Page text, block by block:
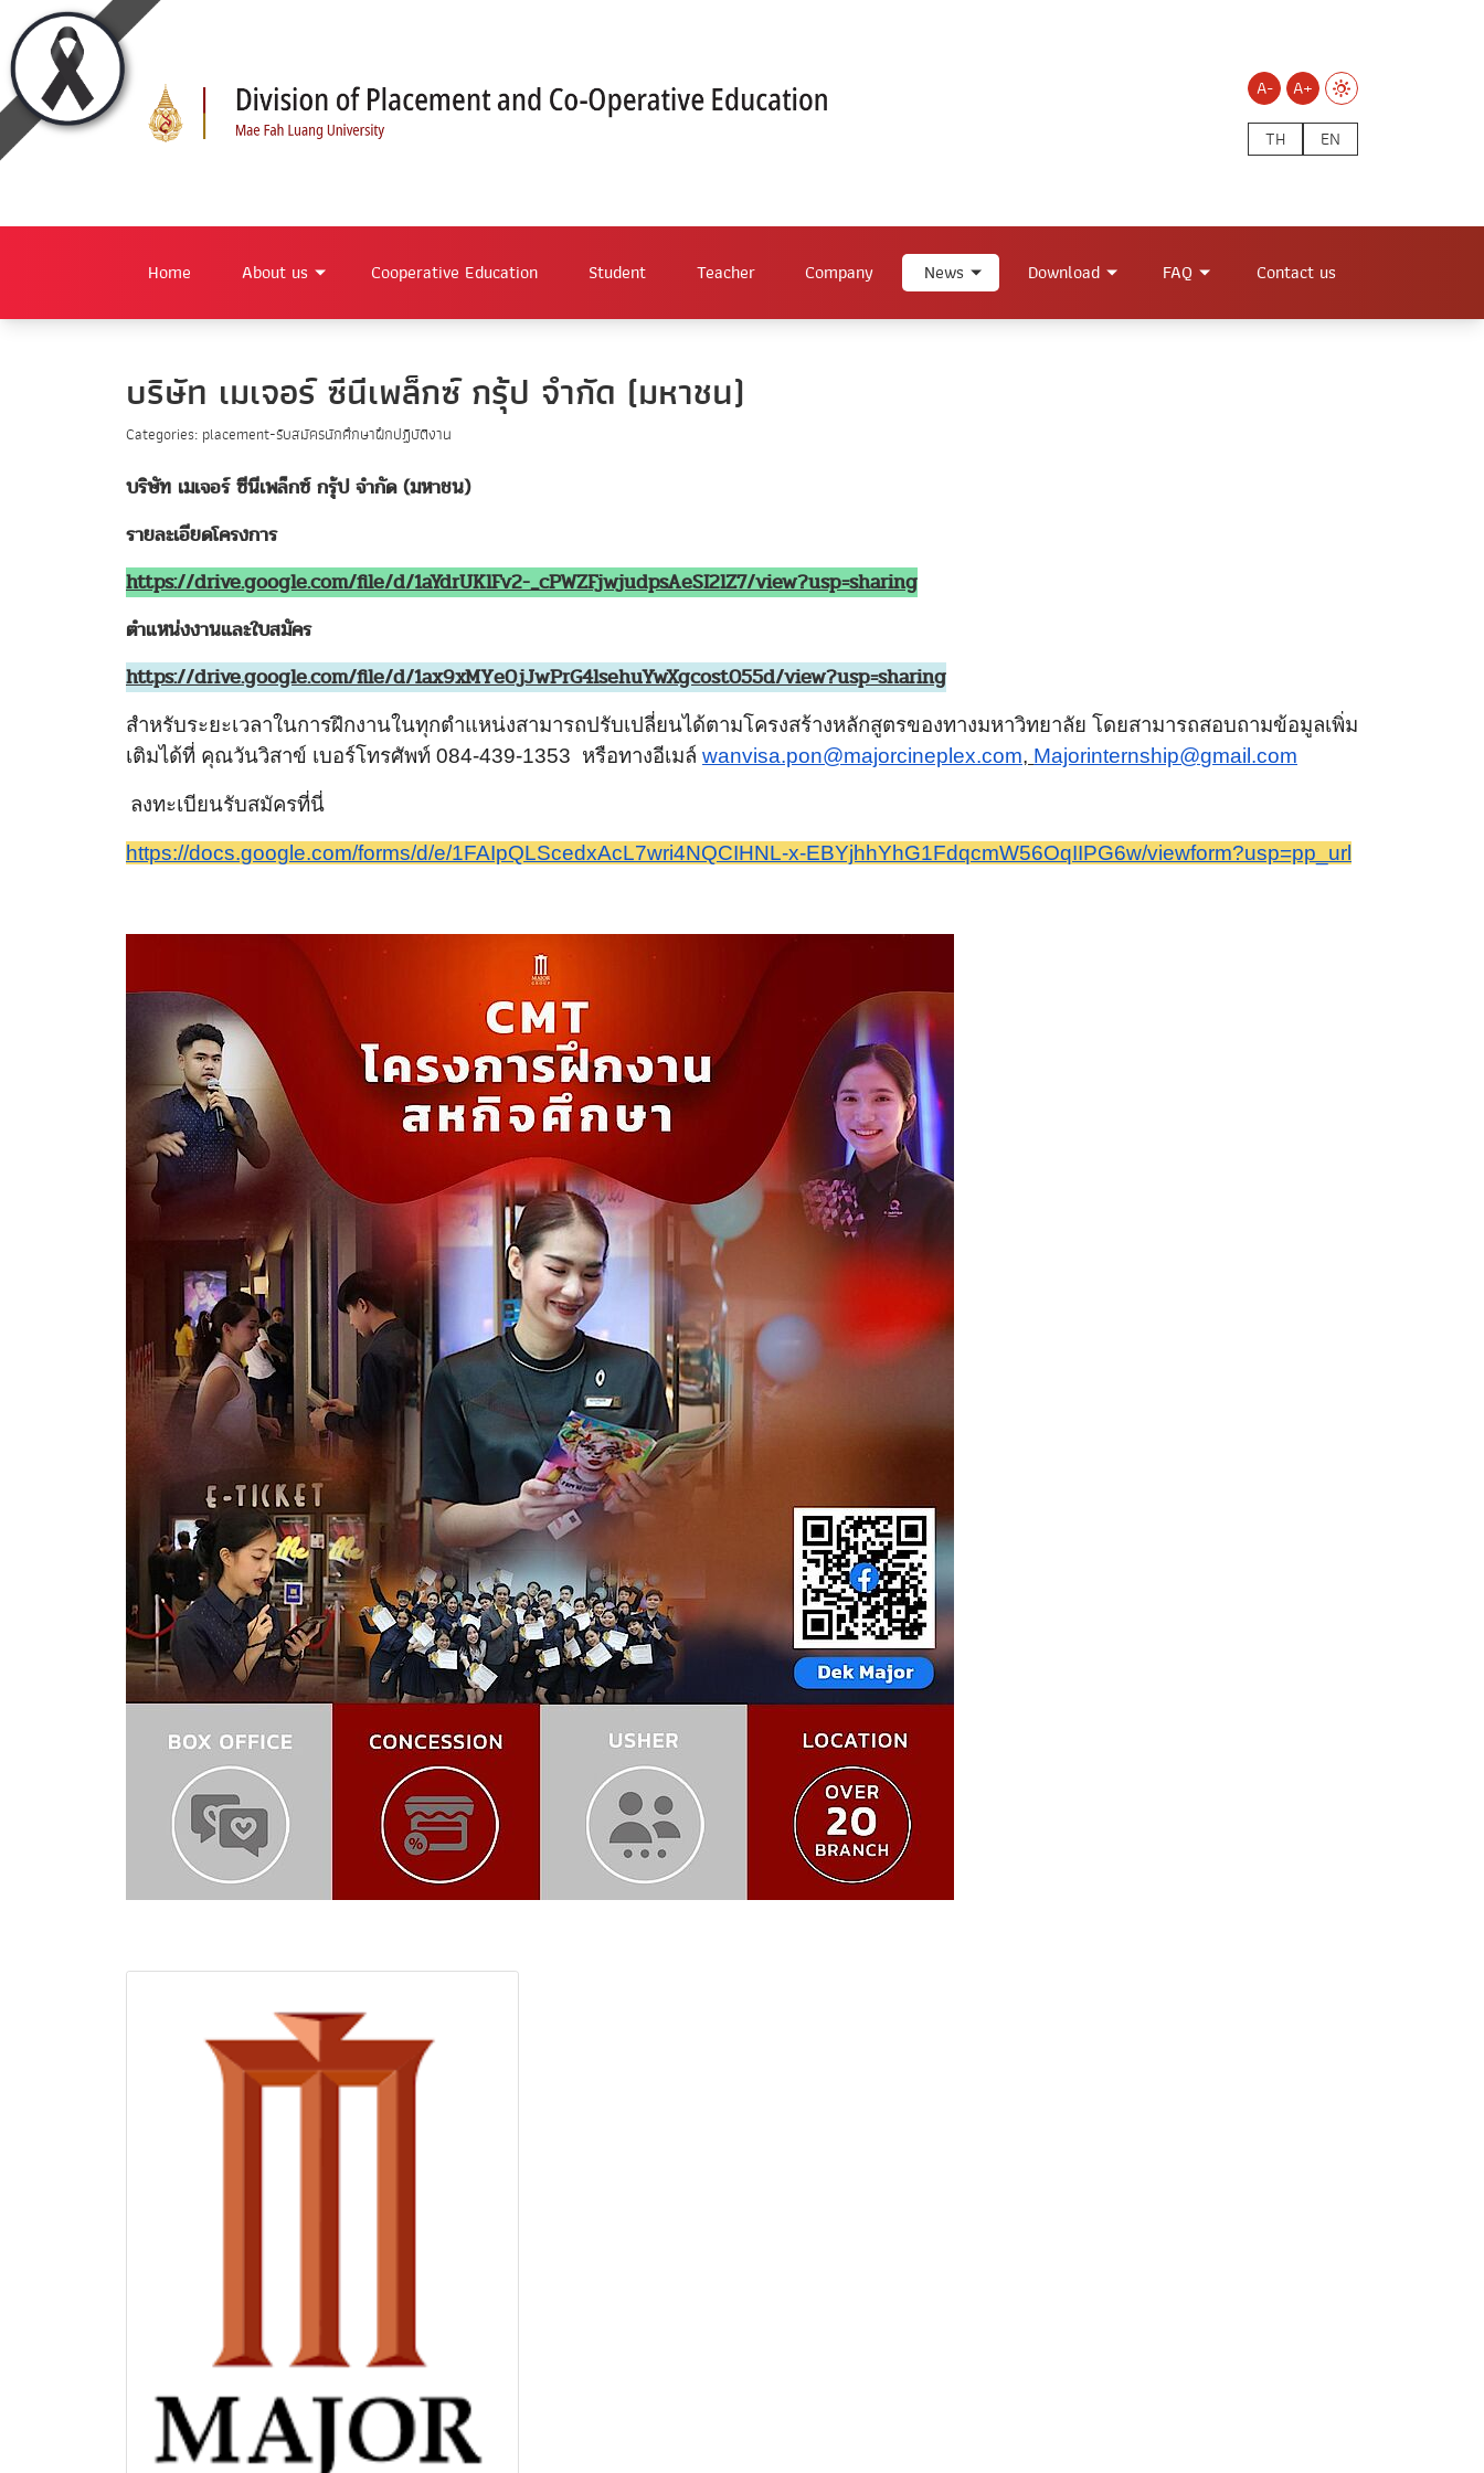
A-
A+
TH
EN
Home About us Cooperative Education Student Teacher Company News Download FAQ Contact us
บริษัท เมเจอร์ ซีนีเพล็กซ์ กรุ้ป จำกัด (มหาชน)
Categories: placement-รับสมัครนักศึกษาฝึกปฏิบัติงาน
บริษัท เมเจอร์ ซีนีเพล็กซ์ กรุ้ป จำกัด (มหาชน)
รายละเอียดโครงการ
https://drive.google.com/file/d/1aYdrUKlFv2-_cPWZFjwjudpsAeSI2lZ7/view?usp=sharing
ตำแหน่งงานและใบสมัคร
https://drive.google.com/file/d/1ax9xMYe0jJwPrG4lsehuYwXgcost055d/view?usp=sharing
สำหรับระยะเวลาในการฝึกงานในทุกตำแหน่งสามารถปรับเปลี่ยนได้ตามโครงสร้างหลักสูตรของทางมหาวิทยาลัย โดยสามารถสอบถามข้อมูลเพิ่ม
เติมได้ที่ คุณวันวิสาข์ เบอร์โทรศัพท์ 084-439-1353 หรือทางอีเมล์ wanvisa.pon@majorcineplex.com, Majorinternship@gmail.com
ลงทะเบียนรับสมัครที่นี่
https://docs.google.com/forms/d/e/1FAIpQLScedxAcL7wri4NQCIHNL-x-EBYjhhYhG1FdqcmW56OqIIPG6w/viewform?usp=pp_url